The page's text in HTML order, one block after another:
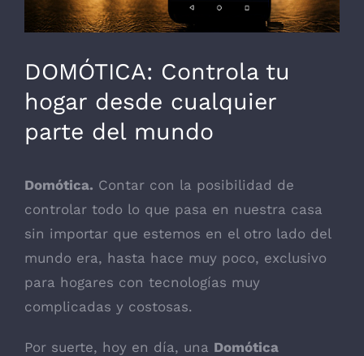
DOMÓTICA: Controla tu
hogar desde cualquier
parte del mundo
Domótica. Contar con la posibilidad de
controlar todo lo que pasa en nuestra casa
sin importar que estemos en el otro lado del
mundo era, hasta hace muy poco, exclusivo
para hogares con tecnologías muy
complicadas y costosas.
Por suerte, hoy en día, una Domótica
Necesarias
cookies no
son
opcionales.
Son
necesarias
para que
Estadísticas
podamos
mejorar la
funcionalidad
base a cómo